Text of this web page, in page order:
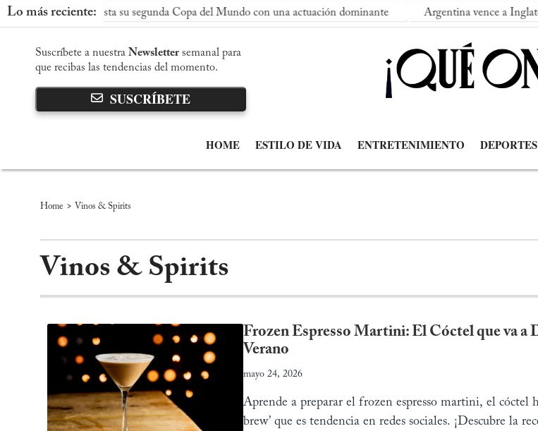
Lo más reciente:
conquista su segunda Copa del Mundo con una actuación dominante Argentina vence a Inglaterra 2-1 y
Suscríbete a nuestra Newsletter semanal para
que recibas las tendencias del momento.
SUSCRÍBETE
HOME ESTILO DE VIDA ENTRETENIMIENTO DEPORTES
Home > Vinos & Spirits
Vinos & Spirits
Frozen Espresso Martini: El Cóctel que va a
Verano
mayo 24, 2026
Aprende a preparar el frozen espresso martini, el cóctel
brew’ que es tendencia en redes sociales. ¡Descubre la